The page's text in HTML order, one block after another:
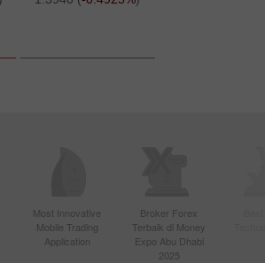
Most Innovative
Mobile Trading
Application
Broker Forex
Terbaik di Money
Expo Abu Dhabi
2025